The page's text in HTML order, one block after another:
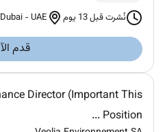
نُشرت قبل 13 يوم Dubai -UAE
قدم
Director (Important This
Position ...